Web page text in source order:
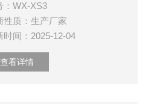
：WX-XS3
性质：生产厂家
时间：2025-12-04
查看详情